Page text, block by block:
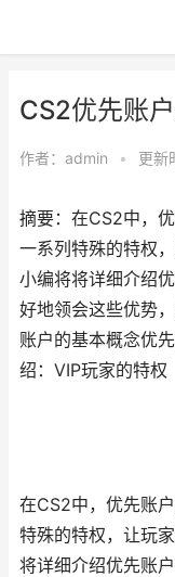
CS2优先账
作者： admin • 更新
摘要：在CS2中，
一系列特殊的特权
小编将将详细介绍
好地领会这些优势
账户的基本概念优
绍：VIP玩家的特权
在CS2中，优先账
特殊的特权，让玩
将详细介绍优先账